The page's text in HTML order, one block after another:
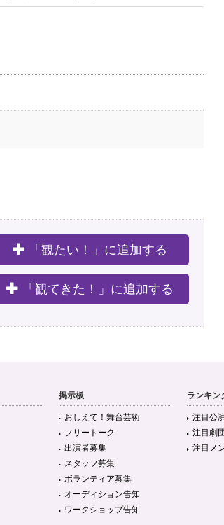
「観たい！」に追加する
「観てきた！」に追加する
掲示板
おしえて！舞台芸術
フリートーク
出演者募集
スタッフ募集
ボランティア募集
オーディション告知
ワークショップ告知
ランキン
注目公
注目劇
注目メ